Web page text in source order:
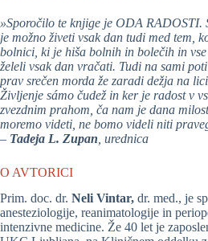
»Sporočilo te knjige je ODA RADOSTI.
je možno živeti vsak dan tudi med tem,
bolnici, ki je hiša bolnih in bolečih in
želeli vsak dan vračati. Tudi na sami
prav srečen morda že zaradi dežja na
Življenje sámo čudež in ker je radost v
zvezdnim prahom, ča nam je dana
moremo videti, ne bomo videli niti
– Tadeja L. Zupan , urednica
O AVTORICI
Prim. doc. dr. Neli Vintar, dr. med., je
anesteziologije, reanimatologije in
intenzivne medicine. Že 40 let je